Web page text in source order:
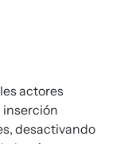
actores
inserción
desactivando